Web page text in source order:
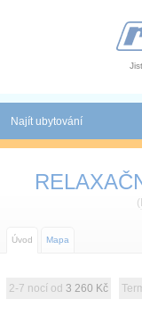
Najít ubytování
Autobusové zájezdy
(
Úvod Mapa
2-7 nocí od 3 260 Kč